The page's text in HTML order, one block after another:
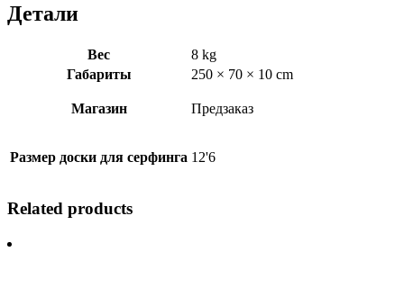
Детали
Вес
8 kg
Габариты
250 × 70 × 10 cm
Магазин Предзаказ
Размер доски для серфинга 12'6
Related products